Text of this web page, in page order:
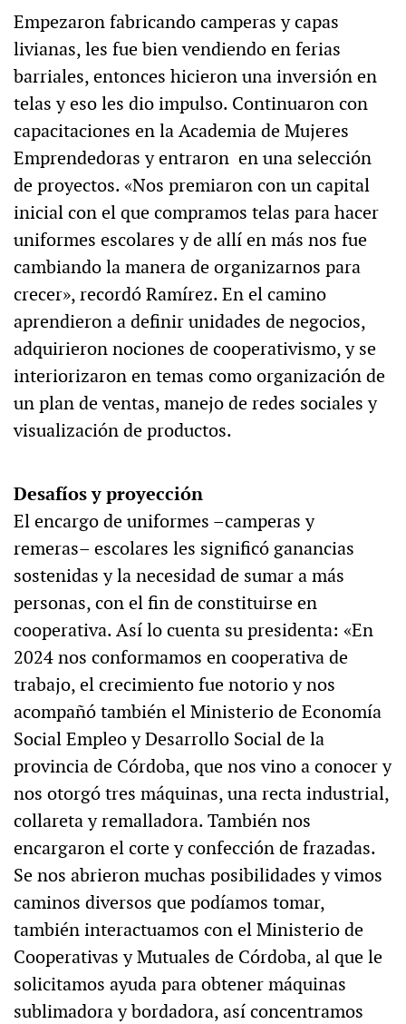
Empezaron fabricando camperas y capas
livianas, les fue bien vendiendo en ferias
barriales, entonces hicieron una inversión en
telas y eso les dio impulso. Continuaron con
capacitaciones en la Academia de Mujeres
Emprendedoras y entraron en una selección
de proyectos. «Nos premiaron con un capital
inicial con el que compramos telas para hacer
uniformes escolares y de allí en más nos fue
cambiando la manera de organizarnos para
crecer», recordó Ramírez. En el camino
aprendieron a definir unidades de negocios,
adquirieron nociones de cooperativismo, y se
interiorizaron en temas como organización de
un plan de ventas, manejo de redes sociales y
visualización de productos.
Desafíos y proyección
El encargo de uniformes –camperas y
remeras– escolares les significó ganancias
sostenidas y la necesidad de sumar a más
personas, con el fin de constituirse en
cooperativa. Así lo cuenta su presidenta: «En
2024 nos conformamos en cooperativa de
trabajo, el crecimiento fue notorio y nos
acompañó también el Ministerio de Economía
Social Empleo y Desarrollo Social de la
provincia de Córdoba, que nos vino a conocer y
nos otorgó tres máquinas, una recta industrial,
collareta y remalladora. También nos
encargaron el corte y confección de frazadas.
Se nos abrieron muchas posibilidades y vimos
caminos diversos que podíamos tomar,
también interactuamos con el Ministerio de
Cooperativas y Mutuales de Córdoba, al que le
solicitamos ayuda para obtener máquinas
sublimadora y bordadora, así concentramos